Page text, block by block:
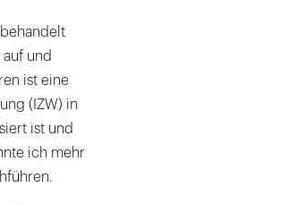
und
ist eine
(IZW) in
ist und
ich mehr